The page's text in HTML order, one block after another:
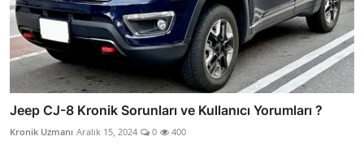
Jeep CJ-8 Kronik Sorunları ve Kullanıcı Yorumları ?
Kronik Uzmanı Aralık 15, 2024 0 400